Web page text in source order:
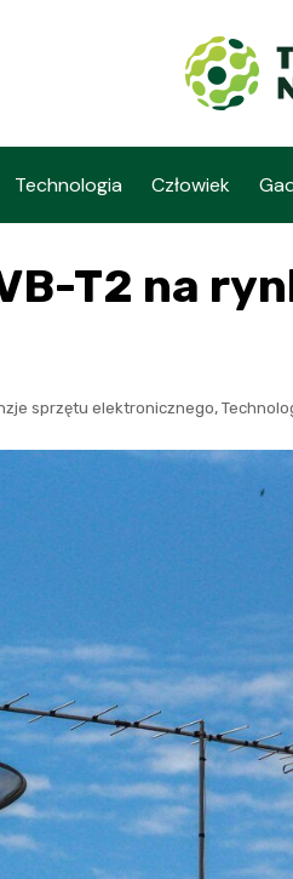
Technologia Człowiek
T2 na
sprzętu elektronicznego,